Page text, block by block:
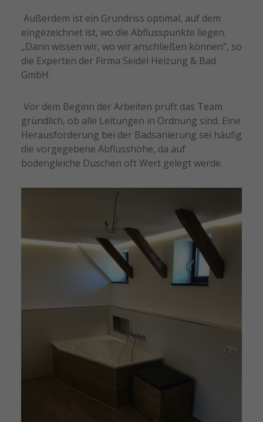
Außerdem ist ein Grundriss optimal, auf dem
eingezeichnet ist, wo die Abflusspunkte liegen.
„Dann wissen wir, wo wir anschließen können“, so
die Experten der Firma Seidel Heizung & Bad
GmbH.
Vor dem Beginn der Arbeiten prüft das Team
gründlich, ob alle Leitungen in Ordnung sind. Eine
Herausforderung bei der Badsanierung sei häufig
die vorgegebene Abflusshöhe, da auf
bodengleiche Duschen oft Wert gelegt werde.